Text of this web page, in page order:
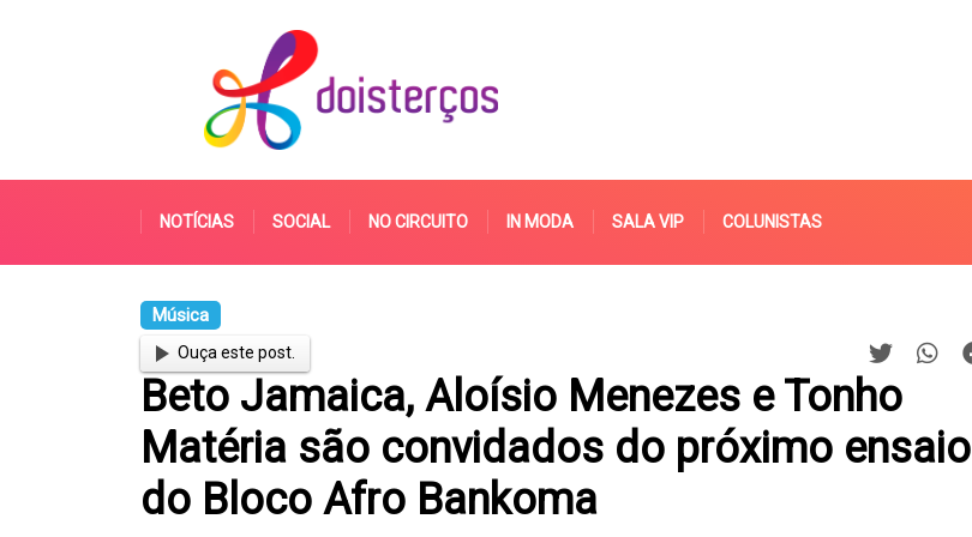
NOTÍCIAS SOCIAL NO CIRCUITO IN MODA SALA VIP COLUNISTAS
Música
Ouça este post.
Beto Jamaica, Aloísio Menezes e ​Tonho
Matéria são convidados do próximo ensaio
do Bloco Afro Bankoma